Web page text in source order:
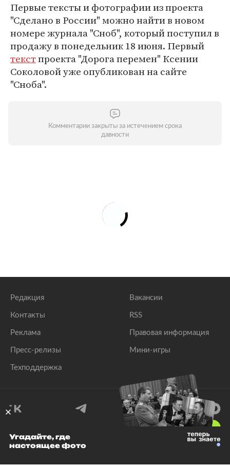
Первые тексты и фотографии из проекта
"Сделано в России" можно найти в новом
номере журнала "Сноб", который поступил в
продажу в понедельник 18 июня. Первый
текстпроекта "Дорога перемен" Ксении
Соколовой уже опубликован на сайте
"Сноба".
Комментарии закрыты за истечением срока
давности
Редакция
Контакты
Реклама
Пресс-релизы
Техподдержка
Вакансии
RSS
Правовая информация
Мини-игры
© 1999–2026 Все права защищены.
Угадайте, где
настоящее фото